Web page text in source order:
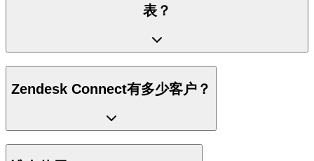
表？
Zendesk Connect有多少客户？